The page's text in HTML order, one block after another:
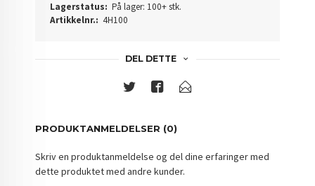
Lagerstatus: På lager: 100+ stk.
Artikkelnr.: 4H100
DEL DETTE
PRODUKTANMELDELSER (0)
Skriv en produktanmeldelse og del dine erfaringer med
dette produktet med andre kunder.